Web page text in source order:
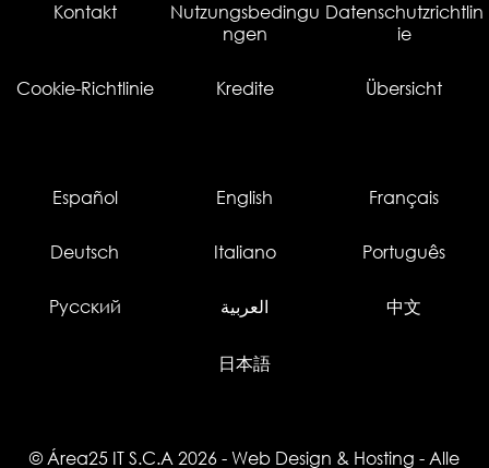
Kontakt
Nutzungsbedingu
ngen
Datenschutzrichtlin
ie
Cookie-Richtlinie Kredite Übersicht
Español English Français
Deutsch Italiano Português
Русский العربية 中文
日本語
© Área25 IT S.C.A 2026 - Web Design & Hosting - Alle